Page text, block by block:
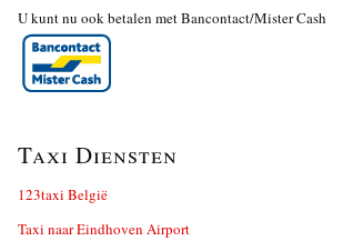
U kunt nu ook betalen met Bancontact/Mister Cash
Taxi Diensten
123taxi België
Taxi naar Eindhoven Airport